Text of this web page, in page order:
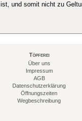
ist, und somit nicht zu
Töpferei
Über uns
Impressum
AGB
Datenschutzerklärung
Öffnungszeiten
Wegbeschreibung